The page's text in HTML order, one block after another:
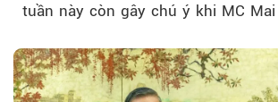
tuần này còn gây chú ý khi MC